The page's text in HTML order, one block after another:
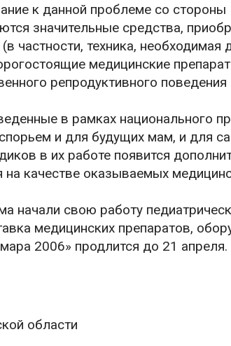
к данной проблеме со
значительные средства,
частности, техника,
медицинские
репродуктивного
в рамках национального
и для будущих мам, и для
в их работе появится
качестве оказываемых
начали свою работу
медицинских препаратов,
2006» продлится до 21 апреля.
области